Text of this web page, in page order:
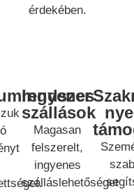
érdekében.
Ingyenes
szállások
Magasan
felszerelt,
ingyenes
szálláslehetőséget